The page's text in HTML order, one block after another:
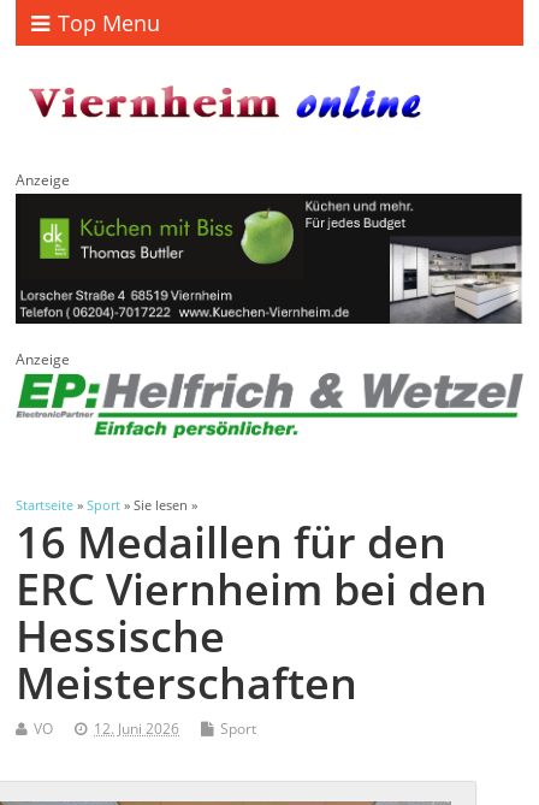
Top Menu
Anzeige
Anzeige
Startseite »Sport » Sie lesen »
16 Medaillen für den
ERC Viernheim bei den
Hessische
Meisterschaften
VO 12. Juni 2026 Sport